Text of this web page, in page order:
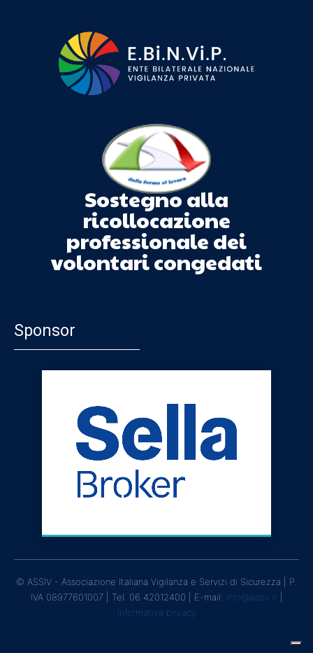
Sostegno alla
ricollocazione
professionale dei
volontari congedati
Sponsor
© ASSIV - Associazione Italiana Vigilanza e Servizi di Sicurezza | P.
IVA 08977601007 | Tel. 06 42012400 | E-mail: info@assiv.it
Informativa privacy